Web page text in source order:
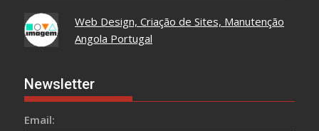
Web Design, Criação de Sites, Manutenção
Angola Portugal
Newsletter
Email: